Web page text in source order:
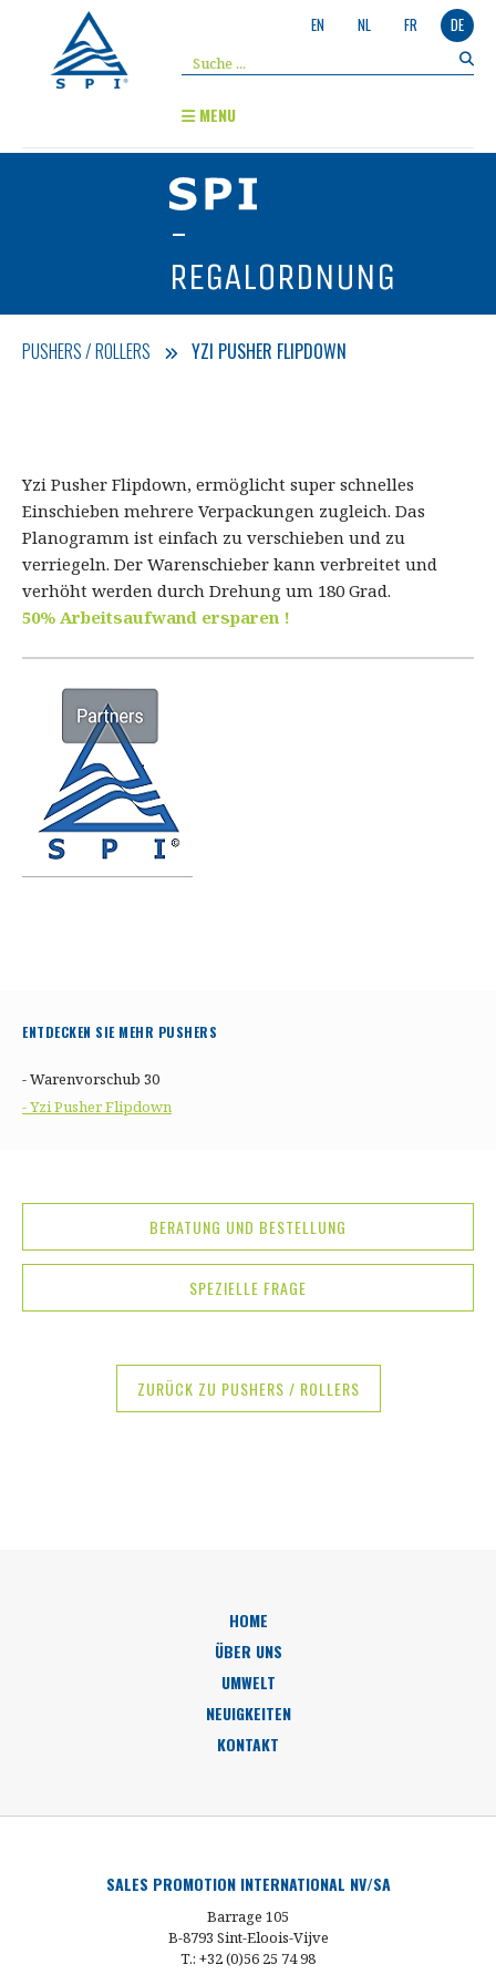
EN NL FR DE
MENU
-
REGALORDNUNG
PUSHERS / ROLLERS YZI PUSHER FLIPDOWN
Yzi Pusher Flipdown, ermöglicht super schnelles
Einschieben mehrere Verpackungen zugleich. Das
Planogramm ist einfach zu verschieben und zu
verriegeln. Der Warenschieber kann verbreitet und
verhöht werden durch Drehung um 180 Grad.
50% Arbeitsaufwand ersparen !
ENTDECKEN SIE MEHR PUSHERS
- Warenvorschub 30
- Yzi Pusher Flipdown
BERATUNG UND BESTELLUNG
SPEZIELLE FRAGE
ZURÜCK ZU PUSHERS / ROLLERS
HOME
ÜBER UNS
UMWELT
NEUIGKEITEN
KONTAKT
SALES PROMOTION INTERNATIONAL NV/SA
Barrage 105
B-8793 Sint-Eloois-Vijve
T.: +32 (0)56 25 74 98